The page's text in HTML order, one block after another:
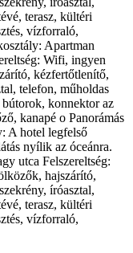
terasz, kültéri
vízforraló,
Apartman
Wifi, ingyen
kézfertőtlenítő,
telefon, műholdas
konnektor az
kanapé o Panorámás
A hotel legfelső
nyílik az óceánra.
utca Felszereltség:
hajszárító,
íróasztal,
terasz, kültéri
vízforraló,